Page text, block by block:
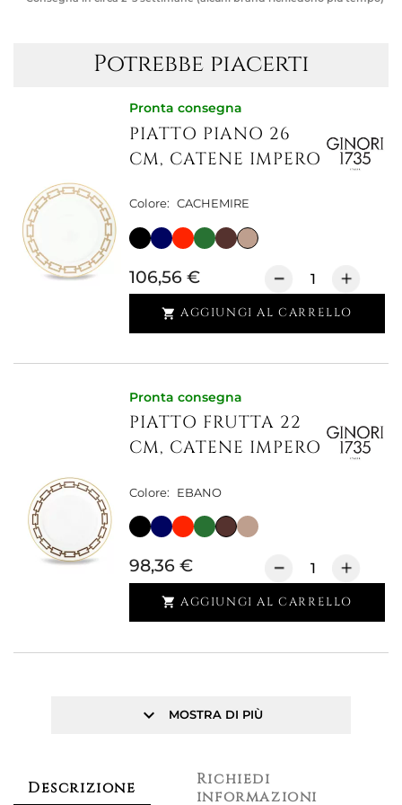
Potrebbe piacerti
Pronta consegna
PIATTO PIANO 26
CM, CATENE IMPERO
Colore: CACHEMIRE
106,56 €
 AGGIUNGI AL CARRELLO
Pronta consegna
PIATTO FRUTTA 22
CM, CATENE IMPERO
Colore: EBANO
98,36 €
 AGGIUNGI AL CARRELLO
keyboard_arrow_down MOSTRA DI PIÙ
Descrizione
Richiedi
informazioni